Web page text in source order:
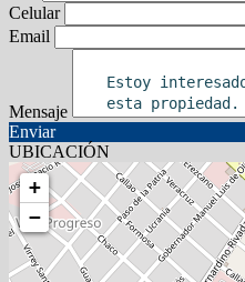
Celular
Email
Mensaje
Enviar
UBICACIÓN
+
−